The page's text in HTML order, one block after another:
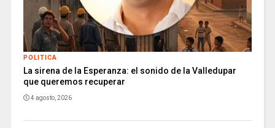
POLITICA
La sirena de la Esperanza: el sonido de la Valledupar
que queremos recuperar
4 agosto, 2026